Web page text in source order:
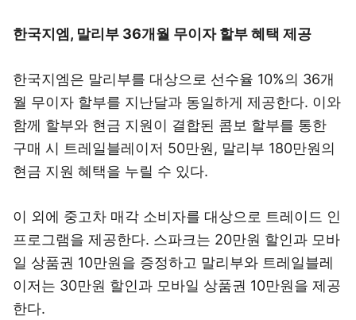
한국지엠, 말리부 36개월 무이자 할부 혜택 제공
한국지엠은 말리부를 대상으로 선수율 10%의 36개
월 무이자 할부를 지난달과 동일하게 제공한다. 이와
함께 할부와 현금 지원이 결합된 콤보 할부를 통한
구매 시 트레일블레이저 50만원, 말리부 180만원의
현금 지원 혜택을 누릴 수 있다.
이 외에 중고차 매각 소비자를 대상으로 트레이드 인
프로그램을 제공한다. 스파크는 20만원 할인과 모바
일 상품권 10만원을 증정하고 말리부와 트레일블레
이저는 30만원 할인과 모바일 상품권 10만원을 제공
한다.